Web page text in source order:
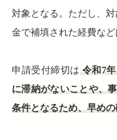
対象となる。ただし、
金で補填された経費など
申請受付締切は 令和7
に滞納がないことや、
条件となるため、早め